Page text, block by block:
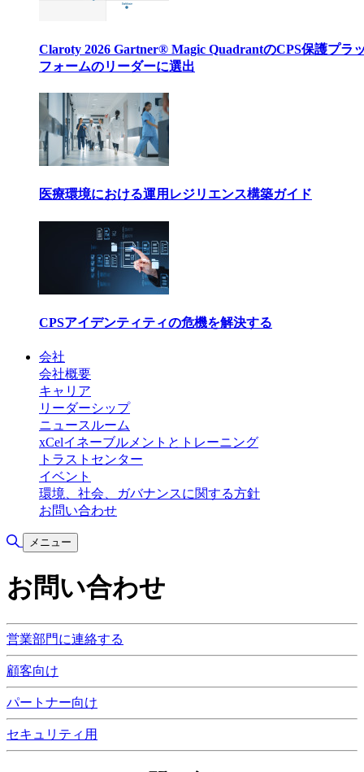
Claroty 2026 Gartner® Magic QuadrantのCPS保護プラ
フォームのリーダーに選出
医療環境における運用レジリエンス構築ガイド
CPSアイデンティティの危機を解決する
会社
会社概要
キャリア
リーダーシップ
ニュースルーム
xCelイネーブルメントとトレーニング
トラストセンター
イベント
環境、社会、ガバナンスに関する方針
お問い合わせ
検索の切り替え
メニュー
お問い合わせ
営業部門に連絡する
顧客向け
パートナー向け
セキュリティ用